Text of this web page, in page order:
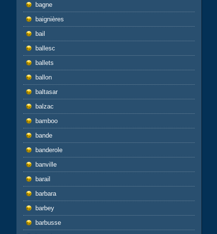
bagne
baignières
bail
ballesc
ballets
ballon
baltasar
balzac
bamboo
bande
banderole
banville
barail
barbara
barbey
barbusse